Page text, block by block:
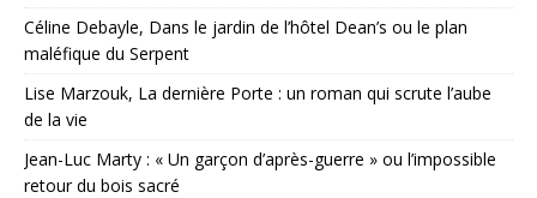
Céline Debayle, Dans le jardin de l’hôtel Dean’s ou le plan
maléfique du Serpent
Lise Marzouk, La dernière Porte : un roman qui scrute l’aube
de la vie
Jean-Luc Marty : « Un garçon d’après-guerre » ou l’impossible
retour du bois sacré